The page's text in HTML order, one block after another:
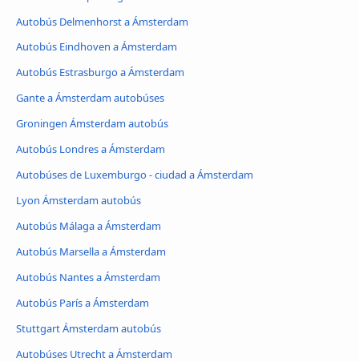
Autobús Delmenhorst a Ámsterdam
Autobús Eindhoven a Ámsterdam
Autobús Estrasburgo a Ámsterdam
Gante a Ámsterdam autobúses
Groningen Ámsterdam autobús
Autobús Londres a Ámsterdam
Autobúses de Luxemburgo - ciudad a Ámsterdam
Lyon Ámsterdam autobús
Autobús Málaga a Ámsterdam
Autobús Marsella a Ámsterdam
Autobús Nantes a Ámsterdam
Autobús París a Ámsterdam
Stuttgart Ámsterdam autobús
Autobúses Utrecht a Ámsterdam